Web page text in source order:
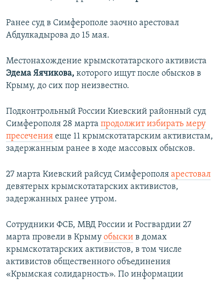
Ранее суд в Симферополе заочно арестовал
Абдулкадырова до 15 мая.
Местонахождение крымскотатарского активиста
Эдема Яячикова, которого ищут после обысков в
Крыму, до сих пор неизвестно.
Подконтрольный России Киевский районный суд
Симферополя 28 марта продолжит избирать меру
пресечения еще 11 крымскотатарским активистам,
задержанным ранее в ходе массовых обысков.
27 марта Киевский райсуд Симферополя арестовал
девятерых крымскотатарских активистов,
задержанных ранее утром.
Сотрудники ФСБ, МВД России и Росгвардии 27
марта провели в Крыму обыски в домах
крымскотатарских активистов, в том числе
активистов общественного объединения
«Крымская солидарность». По информации